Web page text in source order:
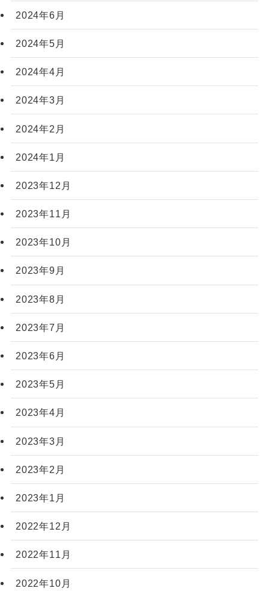
2024年6月
2024年5月
2024年4月
2024年3月
2024年2月
2024年1月
2023年12月
2023年11月
2023年10月
2023年9月
2023年8月
2023年7月
2023年6月
2023年5月
2023年4月
2023年3月
2023年2月
2023年1月
2022年12月
2022年11月
2022年10月